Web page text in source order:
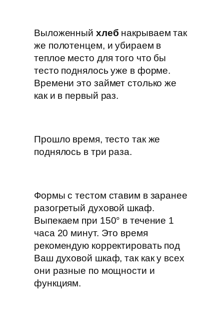
Выложенный хлеб накрываем так
же полотенцем, и убираем в
теплое место для того что бы
тесто поднялось уже в форме.
Времени это займет столько же
как и в первый раз.
Прошло время, тесто так же
поднялось в три раза.
Формы с тестом ставим в заранее
разогретый духовой шкаф.
Выпекаем при 150° в течение 1
часа 20 минут. Это время
рекомендую корректировать под
Ваш духовой шкаф, так как у всех
они разные по мощности и
функциям.